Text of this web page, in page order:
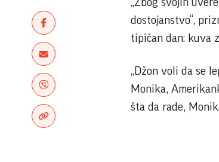
„Zbog svojih
dostojanstvo“,
tipičan dan: kuva
„Džon voli da se
Monika,
šta da rade,